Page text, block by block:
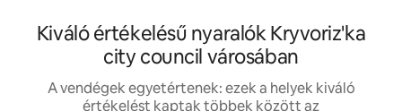
Kiváló értékelésű nyaralók Kryvoriz'ka
city council városában
A vendégek egyetértenek: ezek a helyek kiváló
értékelést kaptak többek között az